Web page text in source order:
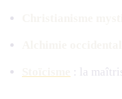
: la